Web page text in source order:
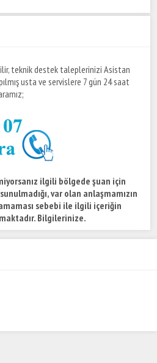
teknik destek taleplerinizi Asistan
usta ve servislere 7 gün 24 saat
ilgili bölgede şuan için
var olan anlaşmamızın
sebebi ile ilgili içeriğin
Bilgilerinize.